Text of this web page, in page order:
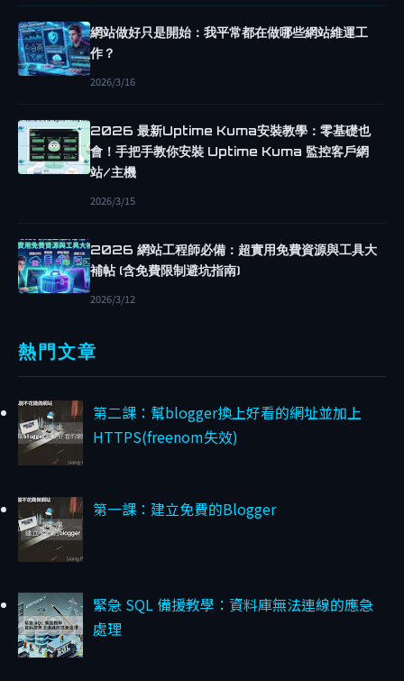
？
網
站
發
前
必
道
的
隱
風
險
B
y
n
g
/
1
2
/
網站做好只是開始：我平常都在做哪些網站維運工
作？
2026/3/16
2026 最新Uptime Kuma安裝教學：零基礎也
會！手把手教你安裝 Uptime Kuma 監控客戶網
站/主機
2026/3/15
2026 網站工程師必備：超實用免費資源與工具大
補帖 (含免費限制避坑指南)
2026/3/12
熱門文章
第二課：幫blogger換上好看的網址並加上
HTTPS(freenom失效)
第一課：建立免費的Blogger
緊急 SQL 備援教學：資料庫無法連線的應急
處理